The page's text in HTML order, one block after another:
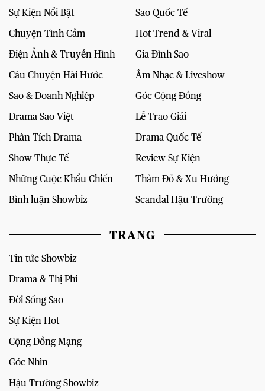
Sự Kiện Nổi Bật
Sao Quốc Tế
Chuyện Tình Cảm
Hot Trend & Viral
Điện Ảnh & Truyền Hình
Gia Đình Sao
Câu Chuyện Hài Hước
Âm Nhạc & Liveshow
Sao & Doanh Nghiệp
Góc Cộng Đồng
Drama Sao Việt
Lễ Trao Giải
Phân Tích Drama
Drama Quốc Tế
Show Thực Tế
Review Sự Kiện
Những Cuộc Khẩu Chiến
Thảm Đỏ & Xu Hướng
Bình luận Showbiz
Scandal Hậu Trường
TRANG
Tin tức Showbiz
Drama & Thị Phi
Đời Sống Sao
Sự Kiện Hot
Cộng Đồng Mạng
Góc Nhìn
Hậu Trường Showbiz